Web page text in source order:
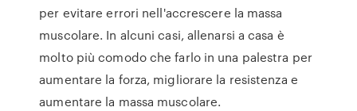
per evitare errori nell'accrescere la massa
muscolare. In alcuni casi, allenarsi a casa è
molto più comodo che farlo in una palestra per
aumentare la forza, migliorare la resistenza e
aumentare la massa muscolare.